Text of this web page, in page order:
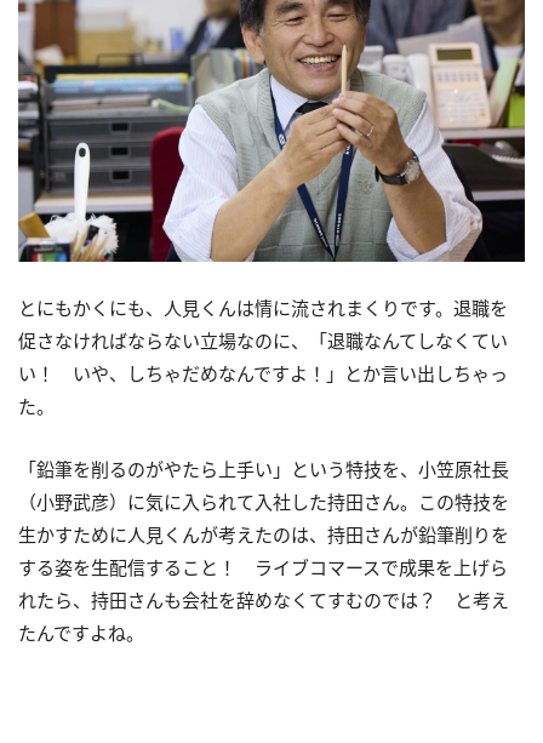
とにもかくにも、人見くんは情に流されまくりです。退職を
促さなければならない立場なのに、「退職なんてしなくてい
い！ いや、しちゃだめなんですよ！」とか言い出しちゃっ
た。
「鉛筆を削るのがやたら上手い」という特技を、小笠原社長
（小野武彦）に気に入られて入社した持田さん。この特技を
生かすために人見くんが考えたのは、持田さんが鉛筆削りを
する姿を生配信すること！ ライブコマースで成果を上げら
れたら、持田さんも会社を辞めなくてすむのでは？ と考え
たんですよね。